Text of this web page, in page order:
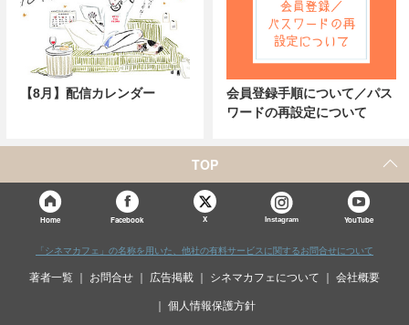
【8月】配信カレンダー
会員登録手順について／パス
ワードの再設定について
TOP
Home Facebook X Instagram YouTube
「シネマカフェ」の名称を用いた、他社の有料サービスに関するお問合せについて
著者一覧 お問合せ 広告掲載 シネマカフェについて 会社概要
個人情報保護方針